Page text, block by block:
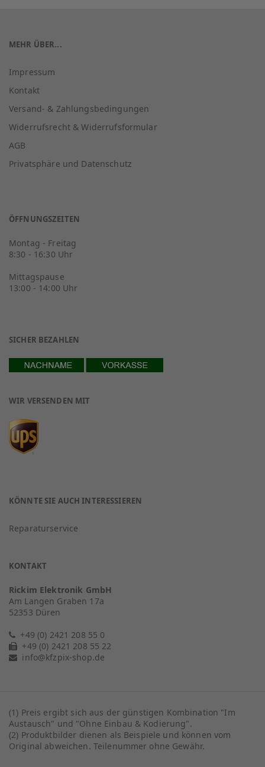
MEHR ÜBER...
Impressum
Kontakt
Versand- & Zahlungsbedingungen
Widerrufsrecht & Widerrufsformular
AGB
Privatsphäre und Datenschutz
ÖFFNUNGSZEITEN
Montag - Freitag
8:30 - 16:30 Uhr
Mittagspause
13:00 - 14:00 Uhr
SICHER BEZAHLEN
WIR VERSENDEN MIT
KÖNNTE SIE AUCH INTERESSIEREN
Reparaturservice
KONTAKT
Rickim Elektronik GmbH
Am Langen Graben 17a
52353 Düren
+49 (0) 2421 208 55 0
+49 (0) 2421 208 55 22
info@kfzpix-shop.de
(1) Preis ergibt sich aus der günstigen Kombination "Im
Austausch" und "Ohne Einbau & Kodierung".
(2) Produktbilder dienen als Beispiele und können vom
Original abweichen. Teilenummer ohne Gewähr.